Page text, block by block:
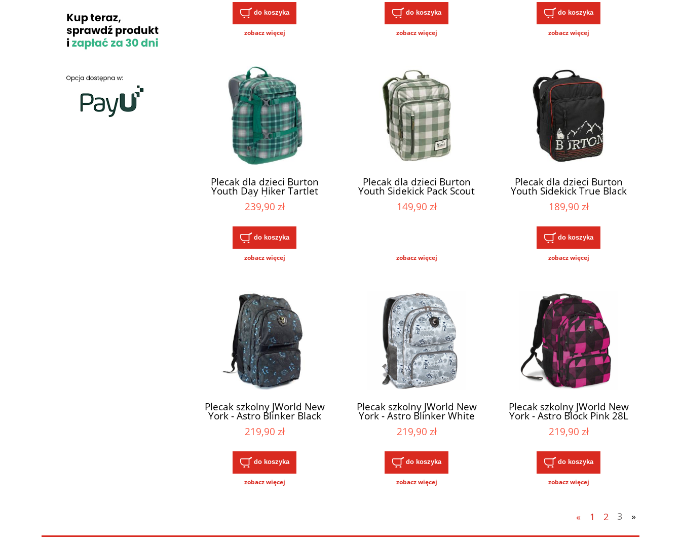
do koszyka
zobacz więcej
do koszyka
zobacz więcej
do koszyka
zobacz więcej
Plecak dla dzieci Burton
Youth Day Hiker Tartlet
Plaid 20L
239,90 zł
do koszyka
zobacz więcej
Plecak dla dzieci Burton
Youth Sidekick Pack Scout
23L
149,90 zł
zobacz więcej
Plecak dla dzieci Burton
Youth Sidekick True Black
23L
189,90 zł
do koszyka
zobacz więcej
Plecak szkolny JWorld New
York - Astro Blinker Black
28L
219,90 zł
do koszyka
zobacz więcej
Plecak szkolny JWorld New
York - Astro Blinker White
28L
219,90 zł
do koszyka
zobacz więcej
Plecak szkolny JWorld New
York - Astro Block Pink 28L
219,90 zł
do koszyka
zobacz więcej
« 1 2 3 »